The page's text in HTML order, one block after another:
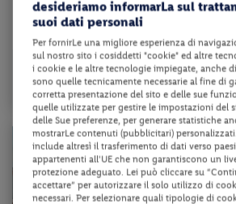
Check-in
dal 07/11/26
al 24/04/27
desideriamo informarLa sul
suoi dati personali
Per fornirLe una migliore esperienza di
sul nostro sito i cosiddetti "cookie" ed altre
i cookie e le altre tecnologie impiegate, anche
sono quelle tecnicamente necessarie al fine di
corretta presentazione del sito e delle sue
quelle utilizzate per gestire le impostazioni del
delle Sue preferenze, per generare statistiche
mostrarLe contenuti (pubblicitari)
include altresì il trasferimento di dati verso
appartenenti all'UE che non garantiscono un
protezione adeguato. Lei può cliccare su
accettare” per autorizzare il solo utilizzo di
necessari. Per selezionare quali tipologie di